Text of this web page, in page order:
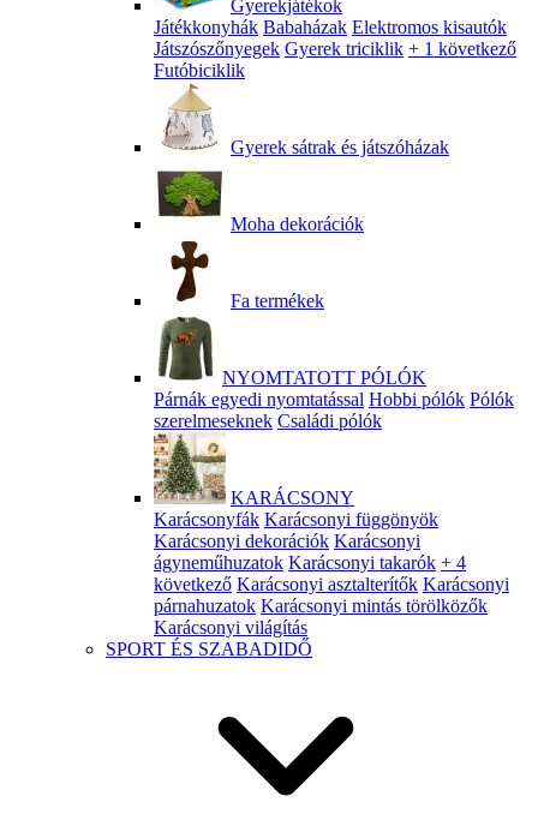
Gyerekjátékok
Játékkonyhák Babaházak Elektromos kisautók
Játszószőnyegek Gyerek triciklik + 1 következő
Futóbiciklik
Gyerek sátrak és játszóházak
Moha dekorációk
Fa termékek
NYOMTATOTT PÓLÓK
Párnák egyedi nyomtatással Hobbi pólók Pólók
szerelmeseknek Családi pólók
KARÁCSONY
Karácsonyfák Karácsonyi függönyök
Karácsonyi dekorációk Karácsonyi
ágyneműhuzatok Karácsonyi takarók + 4
következő Karácsonyi asztalterítők Karácsonyi
párnahuzatok Karácsonyi mintás törölközők
Karácsonyi világítás
SPORT ÉS SZABADIDŐ